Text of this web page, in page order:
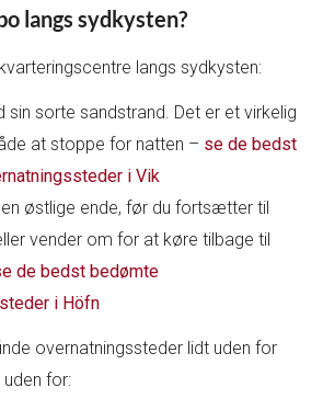
langs sydkysten?
langs sydkysten:
sin sorte sandstrand. Det er et virkelig
at stoppe for natten – se de bedst
i Vik
østlige ende, før du fortsætter til
vender om for at køre tilbage til
de bedst bedømte
i Höfn
overnatningssteder lidt uden for
for: